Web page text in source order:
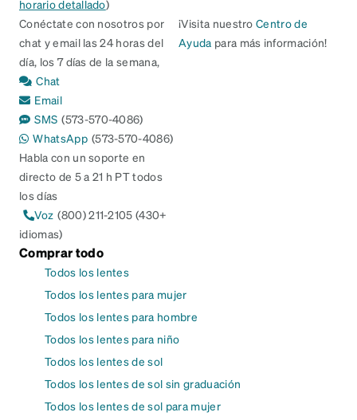
horario detallado)
Conéctate con nosotros por
chat y email las 24 horas del
día, los 7 días de la semana,
Chat
Email
SMS (573-570-4086)
WhatsApp (573-570-4086)
Habla con un soporte en
directo de 5 a 21 h PT todos
los días
Voz (800) 211-2105 (430+
idiomas)
¡Visita nuestroCentro de
Ayuda para más información!
Comprar todo
Todos los lentes
Todos los lentes para mujer
Todos los lentes para hombre
Todos los lentes para niño
Todos los lentes de sol
Todos los lentes de sol sin graduación
Todos los lentes de sol para mujer